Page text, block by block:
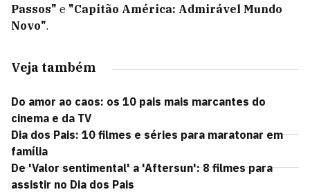
Passos" e "Capitão América: Admirável Mundo
Novo".
Veja também
Do amor ao caos: os 10 pais mais marcantes do
cinema e da TV
Dia dos Pais: 10 filmes e séries para maratonar em
família
De 'Valor sentimental' a 'Aftersun': 8 filmes para
assistir no Dia dos Pais